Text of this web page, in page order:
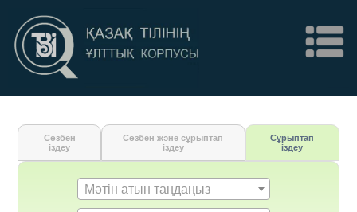
Сөзбен
іздеу
Сөзбен және сұрыптап
іздеу
Сұрыптап
іздеу
Мәтін атын таңдаңыз